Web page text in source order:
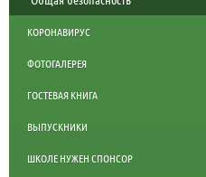
КОРОНАВИРУС
ФОТОГАЛЕРЕЯ
ГОСТЕВАЯ КНИГА
ВЫПУСКНИКИ
ШКОЛЕ НУЖЕН СПОНСОР